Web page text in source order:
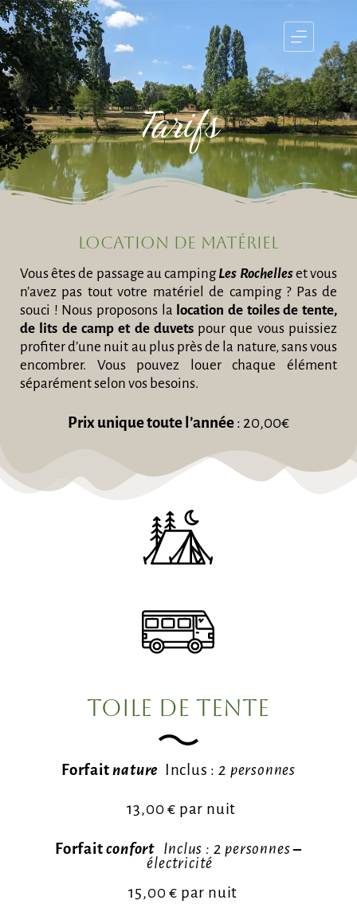
Tarifs
Location de matériel
Vous êtes de passage au campingLes Rochelleset vous
n’avez pas tout votre matériel de camping ? Pas de
souci ! Nous proposons la location de toiles de tente,
de lits de camp et de duvetspour que vous puissiez
profiter d’une nuit au plus près de la nature, sans vous
encombrer. Vous pouvez louer chaque élément
séparément selon vos besoins.
Prix unique toute l’année: 20,00€
toile de tente
Forfaitnature Inclus : 2 personnes
13,00 € par nuit
Forfaitconfort Inclus : 2 personnes–
électricité
15,00 € par nuit